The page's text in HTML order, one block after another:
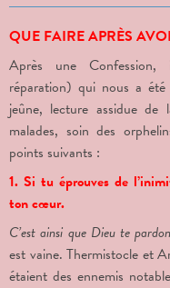
QUE FAIRE APRÈS
Après une Confession,
réparation) qui nous a
jeûne, lecture assidue
malades, soin des
points suivants :
1. Si tu éprouves de
ton cœur.
C’est ainsi que Dieu te
est vaine. Thermistocle et
étaient des ennemis